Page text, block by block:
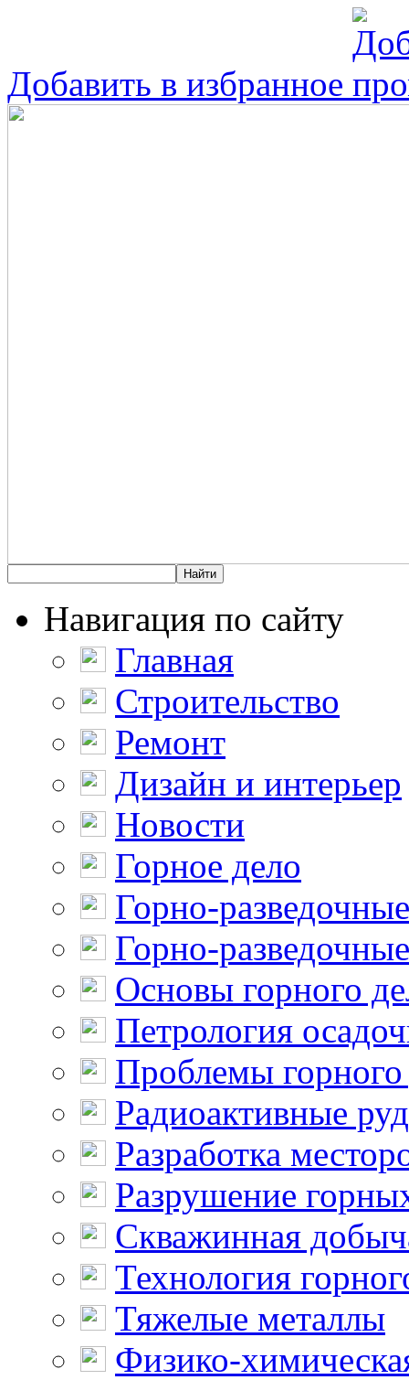
Добавить в избранное
Навигация по сайту
Главная
Строительство
Ремонт
Дизайн и интерьер
Новости
Горное дело
Горно-
Горно-
Основы горного
Петрология
Проблемы горного
Радиоактивные
Разработка
Разрушение
Скважинная
Технология
Тяжелые металлы
Физико-